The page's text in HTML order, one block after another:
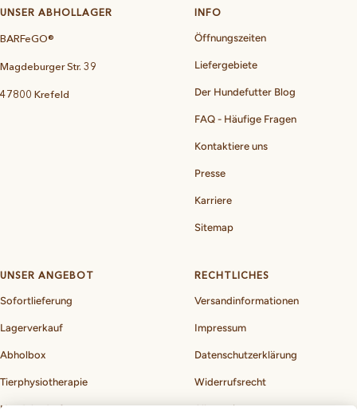
UNSER ABHOLLAGER
BARFeGO®
Magdeburger Str. 39
47800 Krefeld
INFO
Öffnungszeiten
Liefergebiete
Der Hundefutter Blog
FAQ - Häufige Fragen
Kontaktiere uns
Presse
Karriere
Sitemap
UNSER ANGEBOT
Sofortlieferung
Lagerverkauf
Abholbox
Tierphysiotherapie
RECHTLICHES
Versandinformationen
Impressum
Datenschutzerklärung
Widerrufsrecht